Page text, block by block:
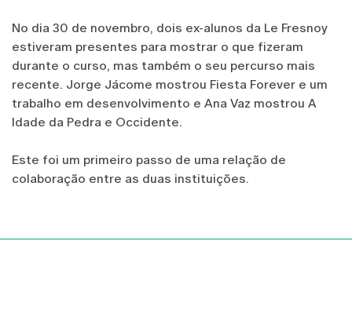
No dia 30 de novembro, dois ex-alunos da Le Fresnoy
estiveram presentes para mostrar o que fizeram
durante o curso, mas também o seu percurso mais
recente. Jorge Jácome mostrou Fiesta Forever e um
trabalho em desenvolvimento e Ana Vaz mostrou A
Idade da Pedra e Occidente.
Este foi um primeiro passo de uma relação de
colaboração entre as duas instituições.